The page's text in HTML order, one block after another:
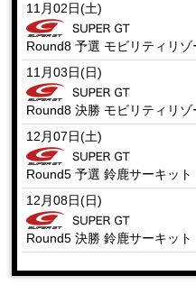
11月02日(土)
Round8 予選 モビリティリゾ
11月03日(日)
Round8 決勝 モビリティリゾ
12月07日(土)
Round5 予選 鈴鹿サーキット
12月08日(日)
Round5 決勝 鈴鹿サーキット